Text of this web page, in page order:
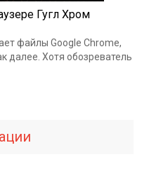
Гугл Хром
файлы Google Chrome,
далее. Хотя обозреватель